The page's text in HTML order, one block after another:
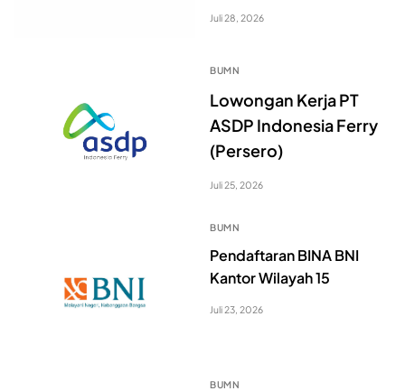
Juli 28, 2026
BUMN
Lowongan Kerja PT
ASDP Indonesia Ferry
(Persero)
Juli 25, 2026
BUMN
Pendaftaran BINA BNI
Kantor Wilayah 15
Juli 23, 2026
BUMN